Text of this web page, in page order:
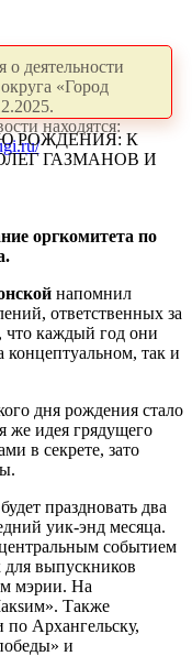
о деятельности
«Город
находятся:
РОЖДЕНИЯ: К
ГАЗМАНОВ И
оргкомитета по
напомнил
ответственных за
что каждый год они
так и
дня рождения стало
же идея грядущего
в секрете, зато
праздновать два
уик-энд месяца.
событием
для выпускников
мэрии. На
Также
по Архангельску,
и